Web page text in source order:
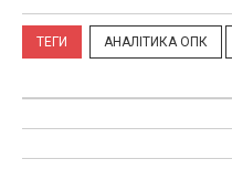
ТЕГИ АНАЛІТИКА ОПК